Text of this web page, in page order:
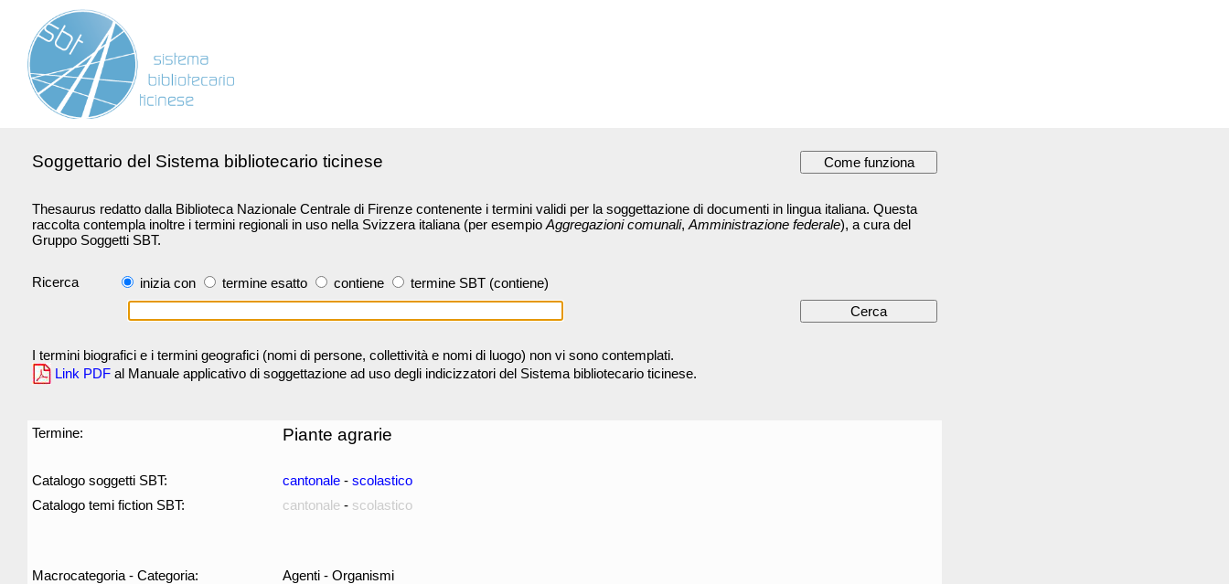
Soggettario del Sistema bibliotecario ticinese
Thesaurus redatto dalla Biblioteca Nazionale Centrale di Firenze contenente i termini validi per la soggettazione di documenti in lingua italiana. Questa
raccolta contempla inoltre i termini regionali in uso nella Svizzera italiana (per esempio Aggregazioni comunali, Amministrazione federale), a cura del
Gruppo Soggetti SBT.
Ricerca inizia con termine esatto contiene termine SBT (contiene)
I termini biografici e i termini geografici (nomi di persone, collettività e nomi di luogo) non vi sono contemplati.
Link PDF al Manuale applicativo di soggettazione ad uso degli indicizzatori del Sistema bibliotecario ticinese.
Termine: Piante agrarie
Catalogo soggetti SBT: cantonale - scolastico
Catalogo temi fiction SBT:
cantonale - scolastico
Macrocategoria - Categoria: Agenti - Organismi